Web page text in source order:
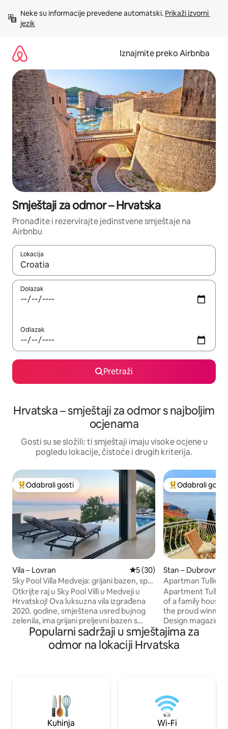
sadržaj
Neke su informacije prevedene automatski. Prikaži izvorni
jezik
Iznajmite preko Airbnba
Smještaji za odmor – Hrvatska
Pronađite i rezervirajte jedinstvene smještaje na
Airbnbu
Lokacija
Kada budu dostupni rezultati, moći ćete ih pregledati
Dolazak
Odlazak
Pretraži
Hrvatska – smještaji za odmor s najboljim
ocjenama
Gosti su se složili: ti smještaji imaju visoke ocjene u
pogledu lokacije, čistoće i drugih kriterija.
Među najviše rangiranima s oznakom „Odabrali gosti”
Odabrali gosti
Vila – Lovran Prosječna ocjena: 5/5,
5 (30)
Sky Pool Villa Medveja: grijani bazen, spa,
pogled na more
Otkrijte raj u Sky Pool Villi u Medveji u
Hrvatskoj! Ova luksuzna vila izgrađena
2020. godine, smještena usred bujnog
zelenila, ima grijani preljevni bazen s
prekrasnim pogledom na zaljev
Quarnaro. Uživajte u masažnoj kadi,
sauni i roštilju na otvorenom na
spavaće sobe. Svaki trenutak ovdje
obećava mir i nezaboravne uspomene.
Rezervirajte odmah za vrhunski bijeg!
Među najviše
Odabrali gosti
Stan – Dubrovnik
Apartman Tullio
Apartment Tullio,
of a family house
the proud winner
Design magazine 's award
Attic Apartment
Iznimno smo
postignuće jer se
domu, a mi smo
srdačno
da vaš odmor
Popularni sadržaji u smještajima za
odmor na lokaciji Hrvatska
Kuhinja Wi-Fi